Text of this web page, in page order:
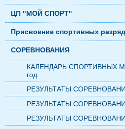
ЦП "МОЙ СПОРТ"
Присвоение спортивных
СОРЕВНОВАНИЯ
КАЛЕНДАРЬ СПОРТИВНЫХ
год.
РЕЗУЛЬТАТЫ
РЕЗУЛЬТАТЫ
РЕЗУЛЬТАТЫ